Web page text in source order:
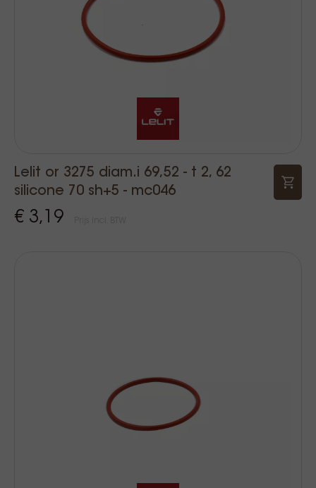
Lelit or 3275 diam.i 69,52 - t 2, 62
silicone 70 sh+5 - mc046
€ 3,19